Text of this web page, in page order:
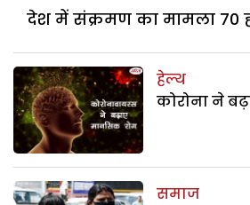
देश में संक्रमण का मामला 70
हेल्थ
कोरोना ने
समाज